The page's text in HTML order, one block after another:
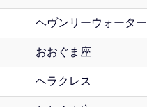
ヘヴンリーウォーター
おおぐま座
ヘラクレス